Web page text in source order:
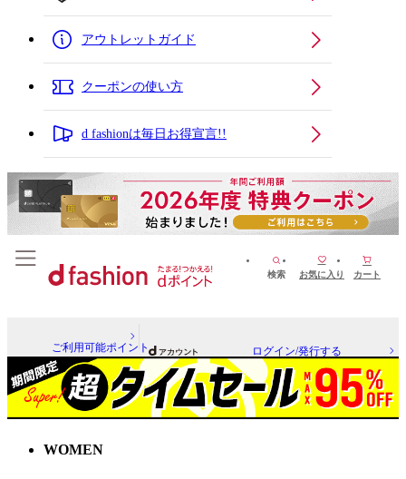
アウトレットガイド
クーポンの使い方
d fashionは毎日お得宣言!!
検索 お気に入り カート
ご利用可能ポイント ログイン/発行する
WOMEN